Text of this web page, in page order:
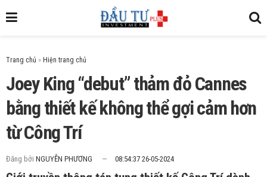
Trang chủ »
Joey King “debut” thảm đỏ Cannes
bằng thiết kế không thể gợi cảm hơn
từ Công Trí
Đăng bởi NGUYỄN PHƯƠNG 08:54:37 26-05-2024